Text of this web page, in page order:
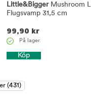
Little&BiggerMushroom
Flugsvamp 31,5 cm
99,90 kr
På lager.
Köp